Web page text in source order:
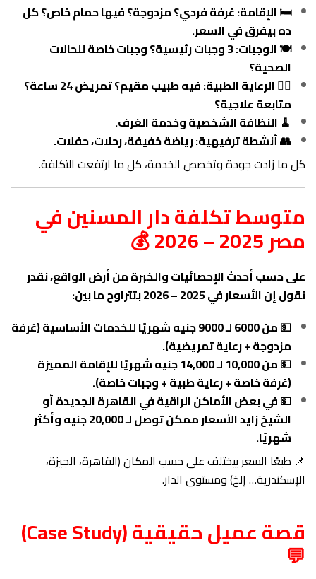
🛏️ الإقامة: غرفة فردي؟ مزدوجة؟ فيها حمام خاص؟ كل
ده بيفرق في السعر.
🍽️ الوجبات: 3 وجبات رئيسية؟ وجبات خاصة للحالات
الصحية؟
👨‍⚕️ الرعاية الطبية: فيه طبيب مقيم؟ تمريض 24 ساعة؟
متابعة علاجية؟
🧹 النظافة الشخصية وخدمة الغرف.
👥 أنشطة ترفيهية: رياضة خفيفة، رحلات، حفلات.
كل ما زادت جودة وتخصص الخدمة، كل ما ارتفعت التكلفة.
متوسط تكلفة دار المسنين في
مصر 2025 – 2026 💰
على حسب أحدث الإحصائيات والخبرة من أرض الواقع، نقدر
نقول إن الأسعار في 2025 – 2026 بتتراوح ما بين:
💵 من 6000 لـ 9000 جنيه شهريًا للخدمات الأساسية (غرفة
مزدوجة + رعاية تمريضية).
💵 من 10,000 لـ 14,000 جنيه شهريًا للإقامة المميزة
(غرفة خاصة + رعاية طبية + وجبات خاصة).
💵 في بعض الأماكن الراقية في القاهرة الجديدة أو
الشيخ زايد الأسعار ممكن توصل لـ 20,000 جنيه وأكثر
شهريًا.
📌 طبعًا السعر بيختلف على حسب المكان (القاهرة، الجيزة،
الإسكندرية… إلخ) ومستوى الدار.
قصة عميل حقيقية (Case Study)
💬